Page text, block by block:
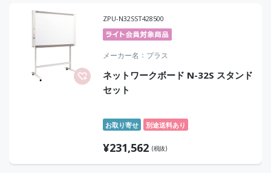
ZPU-N32SST428500
メーカー名 プラス
ネットワークボード N-32S スタンド
セット
お取り寄せ 別途送料あり
¥231,562 (税抜)